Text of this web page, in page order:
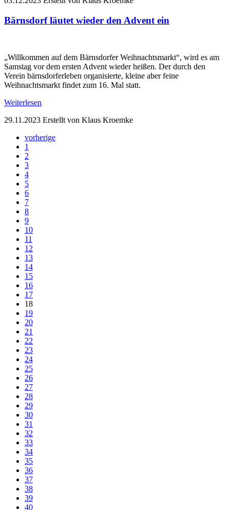
Bärnsdorf läutet wieder den Advent ein
„Willkommen auf dem Bärnsdorfer Weihnachtsmarkt“, wird es am
Samstag vor dem ersten Advent wieder heißen. Der durch den
Verein bärnsdorferleben organisierte, kleine aber feine
Weihnachtsmarkt findet zum 16. Mal statt.
Weiterlesen
29.11.2023 Erstellt von Klaus Kroemke
vorherige
1
2
3
4
5
6
7
8
9
10
11
12
13
14
15
16
17
18
19
20
21
22
23
24
25
26
27
28
29
30
31
32
33
34
35
36
37
38
39
40